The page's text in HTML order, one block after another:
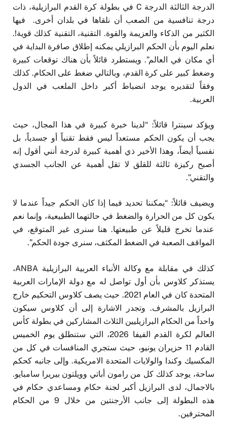
الدرجة الثالثة الدرجة C في بطولة كرة القدم البرازيلية، ذات
درجة تنافسية من الصعب أن نلقاها في بلدان أخرى. فيها
الكثير من الذكاء والعزيمة والقوة. التقنية، التقنية كذلك قوية!.
نعلم اليوم بأن الحكم البرازيلي يمكنه إطلاق صافرة البداية في
أي مكان في العالم”. ويستطرد قائلاً بأن هناك توقعات كبيرة
وضغط كبير على كرة القدم، وبالتالي ضغط على الحكام. كذلك
وفقاً لتقديره يوجد انضباط أكبر داخل الملعب في الدول
العربية.
ويؤكد سينترا قائلاً: “لدينا خبرة كبيرة في هذا المجال، حيث
يجب أن يكون الحكم مستعداً ليس فقط تقنياً أو جسدياً، بل
نفسياً أيضاً، وهذا الأخير ذي أهمية كبيرة لدرجة أنني أقول إنه
أصبح ركيزة ثالثة للقلق لا تقل أهمية عن الجانب الجسدي
والتقني”.
ويضيف قائلاً: “يمكننا تحديد فيما إذا كان الحكم جيداً عندما لا
يكون كل من الحرارة والضغط في حالتهما الطبيعية، وإنما نعم
عندما تخرج قليلاً عن طبيعتها. هنا سنرى غير المتوقع، في
المواقف الصعبة في الضغط المكثف، سنرى جودة الحكم”.
كذلك في مقابلة مع وكالة الأنباء العربية البرازيلية ANBA،
يستذكر كلاوس بأن أول تواصل له مع دولة الإمارات العربية
المتحدة كان في العام 2021. حيث يصف كلاوس التحكيم خارج
البرازيل بالمشرف. وتجدر الاشارة إلى أن كلاوس سيكون
واحداً من الحكام البرازيليين الثلاث المشاركين في بطولة كأس
العالم لكرة القدم الفيفا 2026، التي ستنطلق يوم الخميس
القادم 11 حزيران يونيو، حيث ستجري المنافسات في كل من
المكسيك وكندا والولايات المتحدة الامريكية. وإلى جانبه كحكم
ساحة، يوجد كذلك كل من رامون أباتي وويلتون بيريرا سامبايو.
بالاجمال، لدى البرازيل أكبر لجنة حكام ومساعدي حكام في
هذه البطولة إلى جانب الأرجنتين من خلال 9 من الحكام
المحترفين.